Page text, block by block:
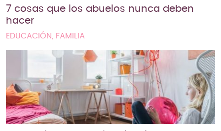
7 cosas que los abuelos nunca deben
hacer
EDUCACIÓN, FAMILIA